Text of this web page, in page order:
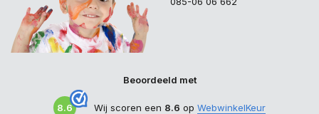
Beoordeeld met
8.6 Wij scoren een 8.6 op WebwinkelKeur